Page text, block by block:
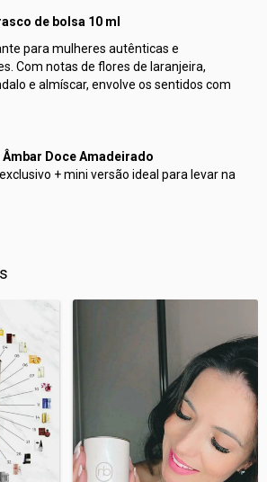
de bolsa 10 ml
para mulheres autênticas e
Com notas de flores de laranjeira,
e almíscar, envolve os sentidos com
Âmbar Doce Amadeirado
+ mini versão ideal para levar na